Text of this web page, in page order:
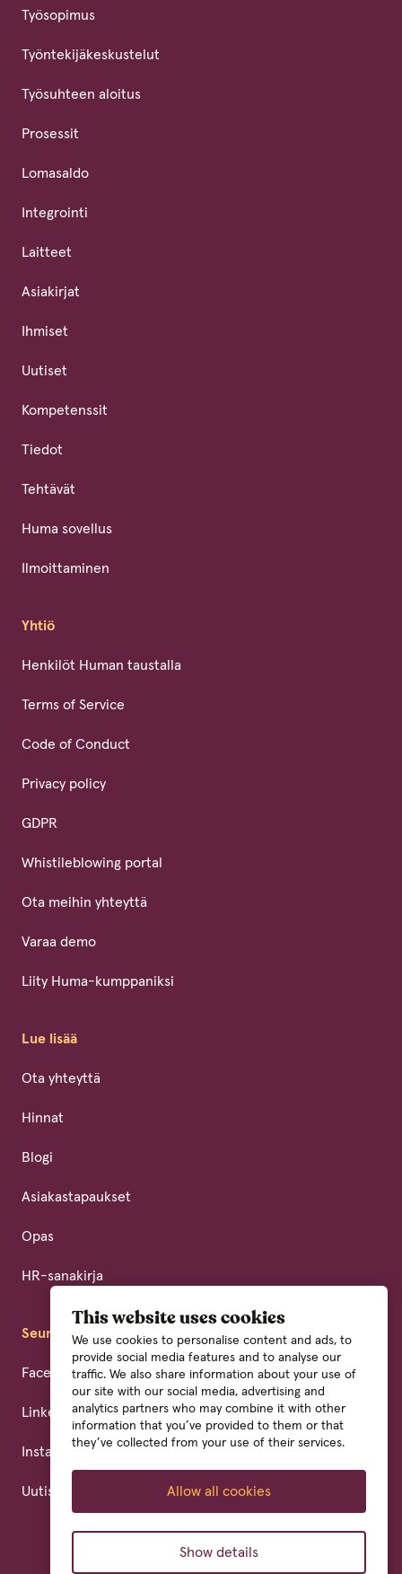
This website uses cookies
We use cookies to personalise content and ads, to
provide social media features and to analyse our
traffic. We also share information about your use of
our site with our social media, advertising and
analytics partners who may combine it with other
information that you’ve provided to them or that
they’ve collected from your use of their services.
Allow all cookies
Show details
Työsopimus
Työntekijäkeskustelut
Työsuhteen aloitus
Prosessit
Lomasaldo
Integrointi
Laitteet
Asiakirjat
Ihmiset
Uutiset
Kompetenssit
Tiedot
Tehtävät
Huma sovellus
Ilmoittaminen
Yhtiö
Henkilöt Human taustalla
Terms of Service
Code of Conduct
Privacy policy
GDPR
Whistileblowing portal
Ota meihin yhteyttä
Varaa demo
Liity Huma-kumppaniksi
Lue lisää
Ota yhteyttä
Hinnat
Blogi
Asiakastapaukset
Opas
HR-sanakirja
Seuraa meitä
Facebook
LinkedIn
Instagram
Uutiskirja